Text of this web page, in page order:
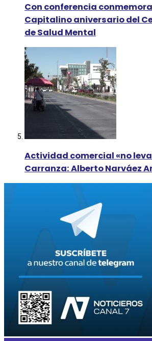
Con conferencia
Capitalino aniversario del
de Salud Mental
Actividad comercial «no
Carranza: Alberto Narváez